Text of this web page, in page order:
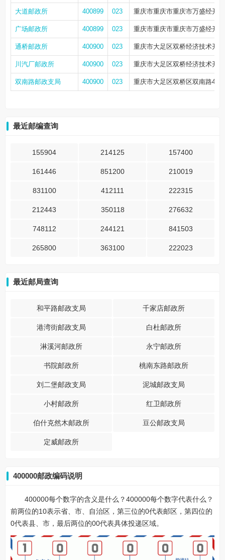
大道邮政所 400899 023 重庆市重庆市重庆市万盛经开
广场邮政所 400899 023 重庆市重庆市重庆市万盛经开
通桥邮政所 400900 023 重庆市大足区双桥经济技术开
川汽厂邮政所 400900 023 重庆市大足区双桥经济技术开
双南路邮政支局 400900 023 重庆市大足区双桥区双南路4号
最近邮编查询
155904 214125 157400
161446 851200 210019
831100 412111 222315
212443 350118 276632
748112 244121 841503
265800 363100 222023
最近邮局查询
和平路邮政支局 千家店邮政所
港湾街邮政支局 白杜邮政所
淋溪河邮政所 永宁邮政所
书院邮政所 桃南东路邮政所
刘二堡邮政支局 泥城邮政支局
小村邮政所 红卫邮政所
伯什克然木邮政所 豆公邮政支局
定威邮政所
400000邮政编码说明
400000每个数字的含义是什么？400000每个数字代表什么？
前两位的10表示省、市、自治区，第三位的0代表邮区，第四位的
0代表县、市，最后两位的00代表具体投递区域。